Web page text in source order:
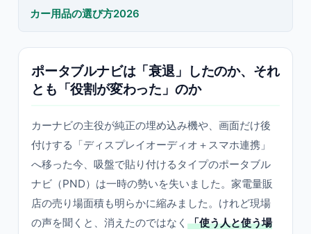
カー用品の選び方2026
ポータブルナビは「衰退」したのか、それ
とも「役割が変わった」のか
カーナビの主役が純正の埋め込み機や、画面だけ後
付けする「ディスプレイオーディオ＋スマホ連携」
へ移った今、吸盤で貼り付けるタイプのポータブル
ナビ（PND）は一時の勢いを失いました。家電量販
店の売り場面積も明らかに縮みました。けれど現場
の声を聞くと、消えたのではなく 「使う人と使う場